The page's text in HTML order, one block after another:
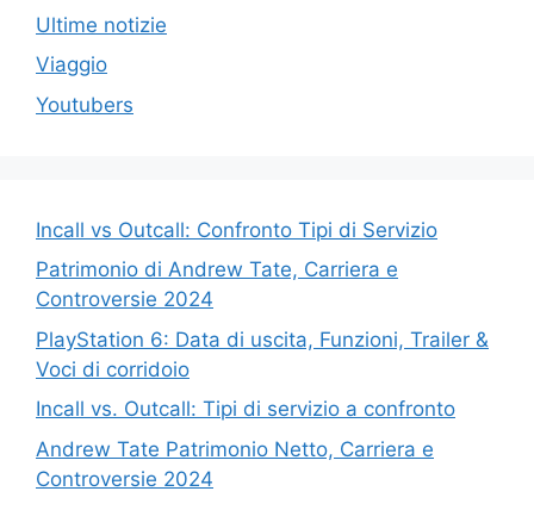
Ultime notizie
Viaggio
Youtubers
Incall vs Outcall: Confronto Tipi di Servizio
Patrimonio di Andrew Tate, Carriera e
Controversie 2024
PlayStation 6: Data di uscita, Funzioni, Trailer &
Voci di corridoio
Incall vs. Outcall: Tipi di servizio a confronto
Andrew Tate Patrimonio Netto, Carriera e
Controversie 2024